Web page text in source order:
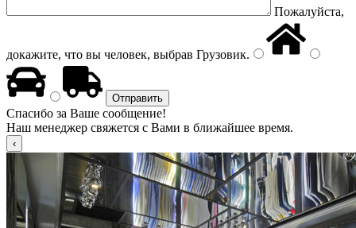
Пожалуйста,
докажите, что вы человек, выбрав Грузовик.
Спасибо за Ваше сообщение!
Наш менеджер свяжется с Вами в ближайшее время.